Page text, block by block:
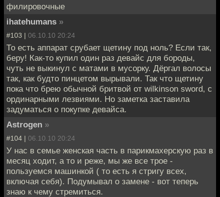
филировочные
ihatehumans »
#103 | 06.10.10 20:24
То есть аппарат срубает щетину под ноль? Если так,
беру! Как-то купил один раз девайс для бороды,
чуть не выкинул с матами в мусорку. Дёргал волосы
так, как будто пинцетом вырывали. Так что щетину
пока что брею обычной бритвой от wilkinson sword, с
ординарными лезвиями. Но заметка заставила
задуматься о покупке девайса.
Astrogen »
#104 | 06.10.10 20:24
У нас в семье женская часть в парикмахерскую раз в
месяц ходит, а то и реже, мы же все трое -
пользуемся машинкой ( то есть я стригу всех,
включая себя). Подумывал о замене - вот теперь
знаю к чему стремиться.